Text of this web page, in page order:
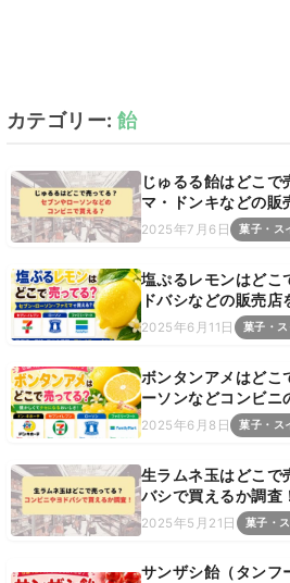
カテゴリー:飴
じゅるる飴はどこで
マ・ドンキなどの販
2025年7月6日 菓子・ス
塩ぷるレモンはどこ
ドバシなどの販売店
2025年6月11日 菓子・
ボンタンアメはどこ
ーソンなどコンビニ
2025年6月8日 菓子・ス
生ラムネ玉はどこで
バシで買えるか調査
2025年5月21日 菓子・
サンザシ飴（タンフ